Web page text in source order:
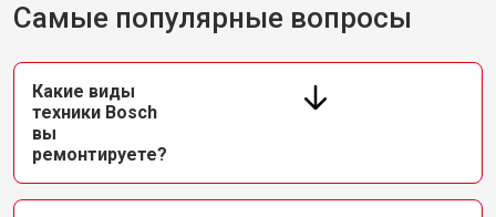
Самые популярные вопросы
Какие виды
техники Bosch
вы
ремонтируете?